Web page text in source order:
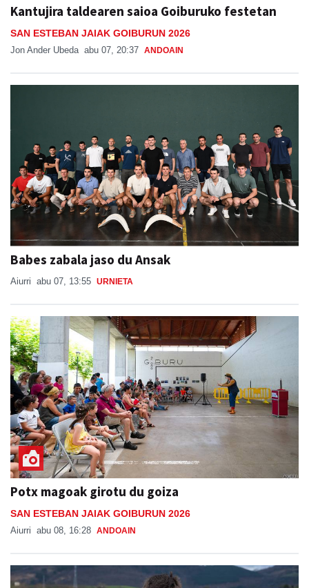
Kantujira taldearen saioa Goiburuko festetan
SAN ESTEBAN JAIAK GOIBURUN 2026
Jon Ander Ubeda abu 07, 20:37 ANDOAIN
Babes zabala jaso du Ansak
Aiurri abu 07, 13:55 URNIETA
Potx magoak girotu du goiza
SAN ESTEBAN JAIAK GOIBURUN 2026
Aiurri abu 08, 16:28 ANDOAIN